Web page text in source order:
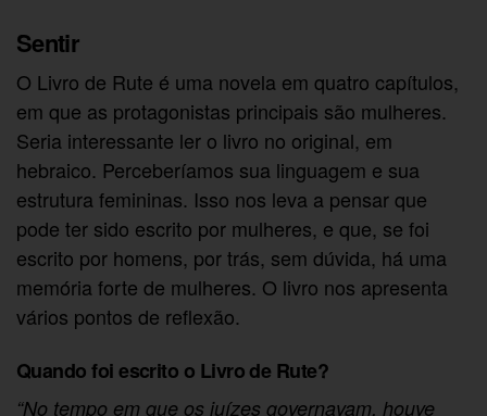
Sentir
O Livro de Rute é uma novela em quatro capítulos,
em que as protagonistas principais são mulheres.
Seria interessante ler o livro no original, em
hebraico. Perceberíamos sua linguagem e sua
estrutura femininas. Isso nos leva a pensar que
pode ter sido escrito por mulheres, e que, se foi
escrito por homens, por trás, sem dúvida, há uma
memória forte de mulheres. O livro nos apresenta
vários pontos de reflexão.
Quando foi escrito o Livro de Rute?
“No tempo em que os juízes governavam, houve